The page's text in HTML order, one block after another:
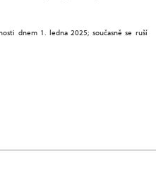
dnem 1. ledna 2025; současně se ruší